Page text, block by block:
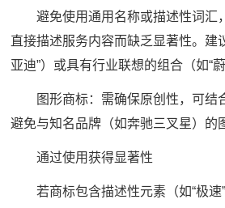
避免使用通用名称或描述性词汇，
直接描述服务内容而缺乏显著性。建
亚迪”）或具有行业联想的组合（如“蔚
图形商标：需确保原创性，可结合
避免与知名品牌（如奔驰三叉星）的
通过使用获得显著性
若商标包含描述性元素（如“极速”